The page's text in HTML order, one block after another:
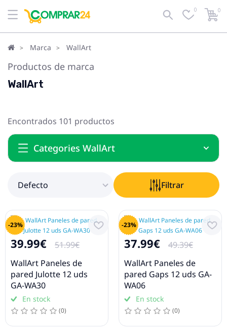
Defecto Filtrar 0 0
Marca WallArt
Productos de marca
WallArt
Encontrados 101 productos
Categories WallArt
Defecto Filtrar
-23%
39.99€
51.99€
WallArt Paneles de
pared Julotte 12 uds
GA-WA30
En stock
(0)
-23%
37.99€
49.39€
WallArt Paneles de
pared Gaps 12 uds GA-
WA06
En stock
(0)